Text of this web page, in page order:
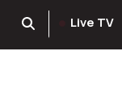
Live TV